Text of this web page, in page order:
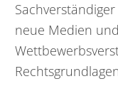
neue Medien